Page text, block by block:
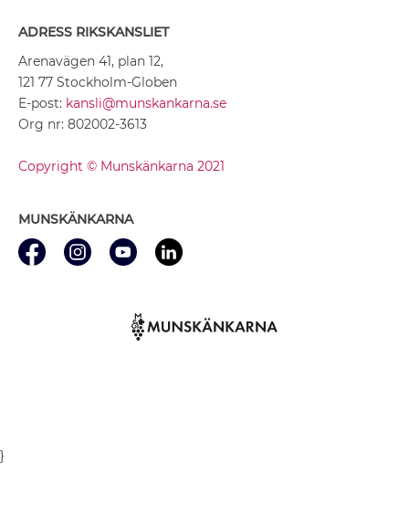
ADRESS RIKSKANSLIET
Arenavägen 41, plan 12,
121 77 Stockholm-Globen
E-post: kansli@munskankarna.se
Org nr: 802002-3613
Copyright © Munskänkarna 2021
MUNSKÄNKARNA
}